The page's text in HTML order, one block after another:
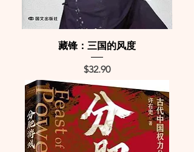
藏锋：三国的风度
Price
$32.90